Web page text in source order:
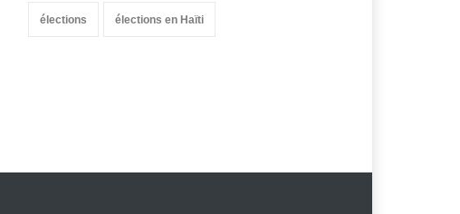
élections élections en Haïti